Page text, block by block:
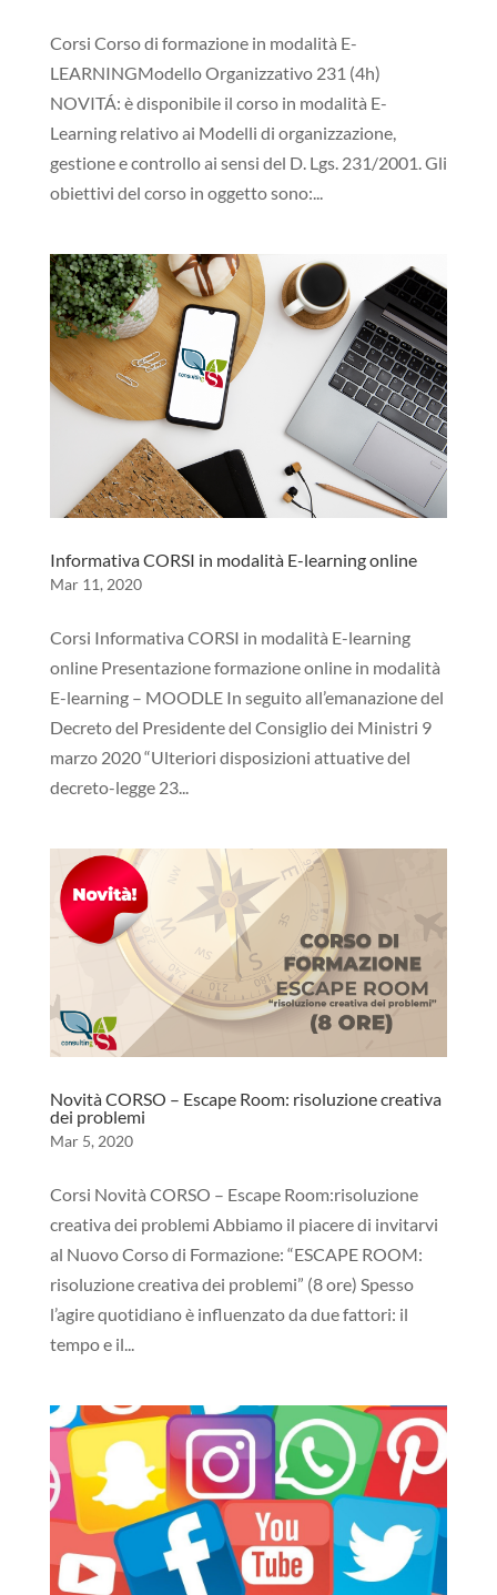
Corsi Corso di formazione in modalità E-
LEARNINGModello Organizzativo 231 (4h)
NOVITÁ: è disponibile il corso in modalità E-
Learning relativo ai Modelli di organizzazione,
gestione e controllo ai sensi del D. Lgs. 231/2001. Gli
obiettivi del corso in oggetto sono:...
Informativa CORSI in modalità E-learning online
Mar 11, 2020
Corsi Informativa CORSI in modalità E-learning
online Presentazione formazione online in modalità
E-learning – MOODLE In seguito all’emanazione del
Decreto del Presidente del Consiglio dei Ministri 9
marzo 2020 “Ulteriori disposizioni attuative del
decreto-legge 23...
Novità CORSO – Escape Room: risoluzione creativa
dei problemi
Mar 5, 2020
Corsi Novità CORSO – Escape Room:risoluzione
creativa dei problemi Abbiamo il piacere di invitarvi
al Nuovo Corso di Formazione: “ESCAPE ROOM:
risoluzione creativa dei problemi” (8 ore) Spesso
l’agire quotidiano è influenzato da due fattori: il
tempo e il...